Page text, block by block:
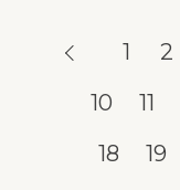
1 2
10
11
18
19